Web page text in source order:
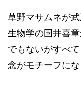
草野マサムネが
生物学の国井喜
でもないがすべ
念がモチーフにな